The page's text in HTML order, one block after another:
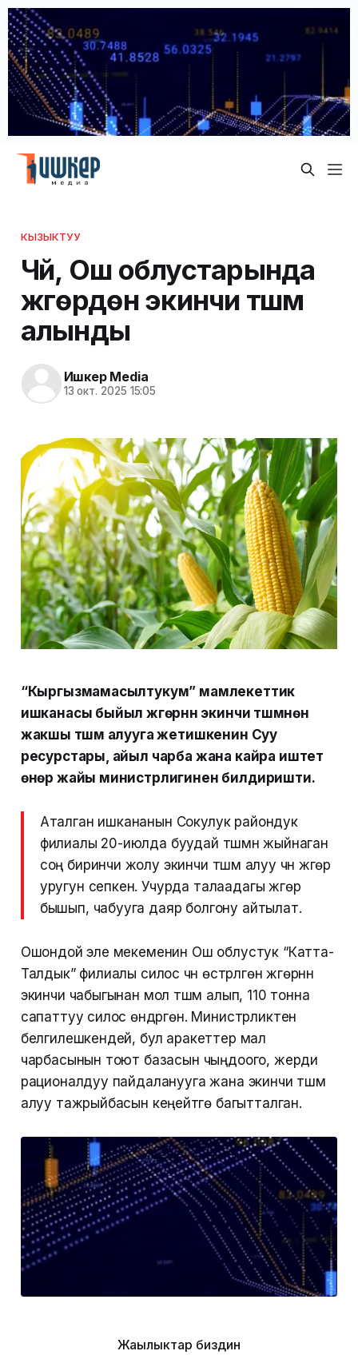
КЫЗЫКТУУ
Чүй, Ош облустарында
жүгөрүдөн экинчи түшүм
алынды
Ишкер Media
13 окт. 2025 15:05
“Кыргызмамасылтукум” мамлекеттик
ишканасы быйыл жүгөрүнүн экинчи түшүмүнөн
жакшы түшүм алууга жетишкенин Суу
ресурстары, айыл чарба жана кайра иштетүү
өнөр жайы министрлигинен билдиришти.
Аталган ишкананын Сокулук райондук
филиалы 20-июлда буудай түшүмүн жыйнаган
соң биринчи жолу экинчи түшүм алуу үчүн жүгөрү
уругун сепкен. Учурда талаадагы жүгөрү
бышып, чабууга даяр болгону айтылат.
Ошондой эле мекеменин Ош облустук “Катта-
Талдык” филиалы силос үчүн өстүрүлгөн жүгөрүнүн
экинчи чабыгынан мол түшүм алып, 110 тонна
сапаттуу силос өндүргөн. Министрликтен
белгилешкендей, бул аракеттер мал
чарбасынын тоют базасын чыңдоого, жерди
рационалдуу пайдаланууга жана экинчи түшүм
алуу тажрыйбасын кеңейтүүгө багытталган.
Жаңылыктар биздин